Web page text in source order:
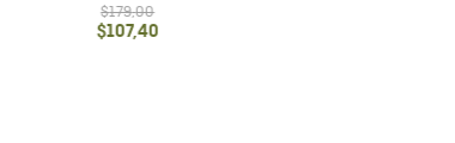
$179,00
$107,40